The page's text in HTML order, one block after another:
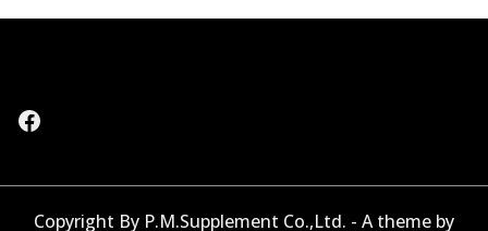
Facebook
Copyright By P.M.Supplement Co.,Ltd. - A theme by